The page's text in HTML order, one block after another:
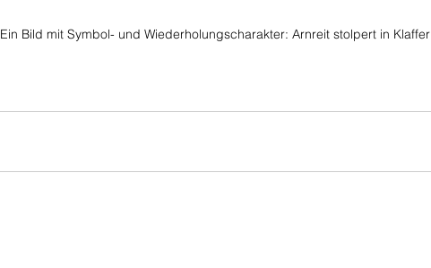
Ein Bild mit Symbol- und Wiederholungscharakter: Arnreit stolpert in Klaffer